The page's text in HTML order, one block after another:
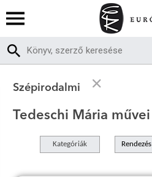
Szépirodalmi
Tedeschi Mária művei
Kategóriák Rendezés